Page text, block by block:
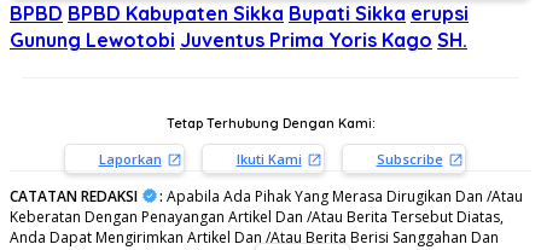
BPBD BPBD Kabupaten Sikka Bupati Sikka erupsi
Gunung Lewotobi Juventus Prima Yoris Kago SH.
Tetap Terhubung Dengan Kami:
Laporkan Ikuti Kami Subscribe
CATATAN REDAKSI : Apabila Ada Pihak Yang Merasa Dirugikan Dan /Atau
Keberatan Dengan Penayangan Artikel Dan /Atau Berita Tersebut Diatas,
Anda Dapat Mengirimkan Artikel Dan /Atau Berita Berisi Sanggahan Dan